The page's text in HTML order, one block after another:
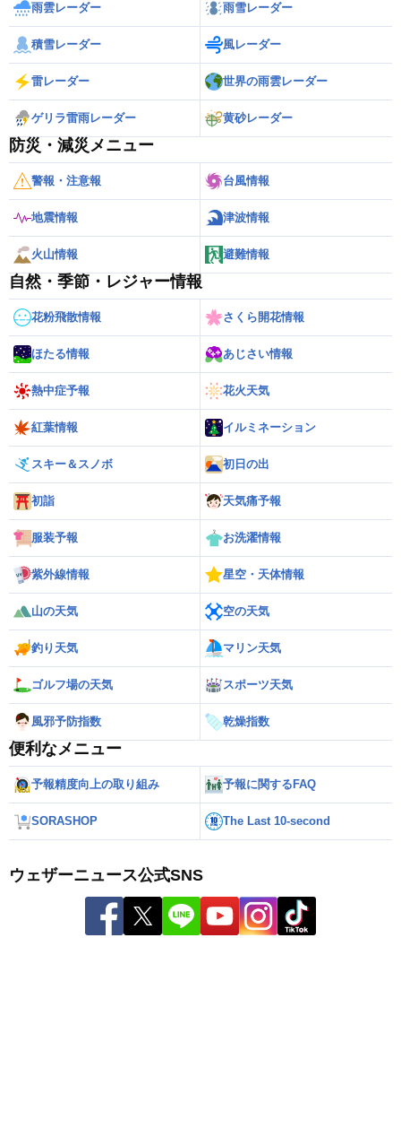
雨雲レーダー 雨雪レーダー
積雪レーダー 風レーダー
雷レーダー 世界の雨雲レーダー
ゲリラ雷雨レーダー 黄砂レーダー
防災・減災メニュー
警報・注意報 台風情報
地震情報 津波情報
火山情報 避難情報
自然・季節・レジャー情報
花粉飛散情報 さくら開花情報
ほたる情報 あじさい情報
熱中症予報 花火天気
紅葉情報 イルミネーション
スキー＆スノボ 初日の出
初詣 天気痛予報
服装予報 お洗濯情報
紫外線情報 星空・天体情報
山の天気 空の天気
釣り天気 マリン天気
ゴルフ場の天気 スポーツ天気
風邪予防指数 乾燥指数
便利なメニュー
予報精度向上の取り組み 予報に関するFAQ
SORASHOP The Last 10-second
ウェザーニュース公式SNS